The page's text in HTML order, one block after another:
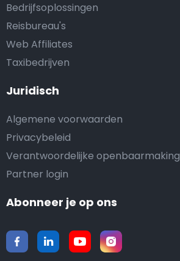
Bedrijfsoplossingen
Reisbureau's
Web Affiliates
Taxibedrijven
Juridisch
Algemene voorwaarden
Privacybeleid
Verantwoordelijke openbaarmaking
Partner login
Abonneer je op ons